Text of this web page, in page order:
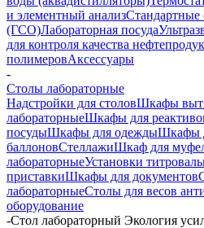
и элементный анализСтандартные
(ГСО)Лабораторная посуда
для контроля качества
полимеровАксессуары
-
Столы лабораторные
Надстройки для столовШкафы
лабораторныеШкафы для
посудыШкафы для одеждыШкафы
баллоновСтеллажиШкаф для
лабораторныеУстановки
приставкиШкафы для документов
лабораторныеСтолы для весов
оборудование
-Стол лабораторный Экология